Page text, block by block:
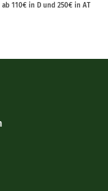
ab 110€ in D und 250€ in AT